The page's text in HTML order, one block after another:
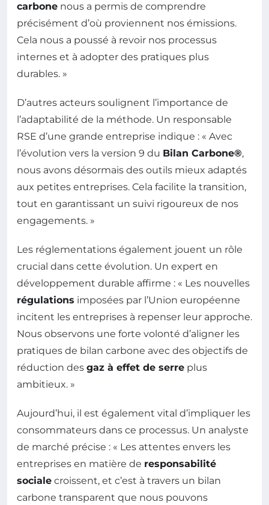
carbone nous a permis de comprendre
précisément d’où proviennent nos émissions.
Cela nous a poussé à revoir nos processus
internes et à adopter des pratiques plus
durables. »
D’autres acteurs soulignent l’importance de
l’adaptabilité de la méthode. Un responsable
RSE d’une grande entreprise indique : « Avec
l’évolution vers la version 9 du Bilan Carbone®,
nous avons désormais des outils mieux adaptés
aux petites entreprises. Cela facilite la transition,
tout en garantissant un suivi rigoureux de nos
engagements. »
Les réglementations également jouent un rôle
crucial dans cette évolution. Un expert en
développement durable affirme : « Les nouvelles
régulations imposées par l’Union européenne
incitent les entreprises à repenser leur approche.
Nous observons une forte volonté d’aligner les
pratiques de bilan carbone avec des objectifs de
réduction des gaz à effet de serre plus
ambitieux. »
Aujourd’hui, il est également vital d’impliquer les
consommateurs dans ce processus. Un analyste
de marché précise : « Les attentes envers les
entreprises en matière de responsabilité
sociale croissent, et c’est à travers un bilan
carbone transparent que nous pouvons